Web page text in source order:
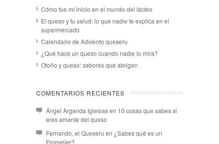
Cómo fue mi inicio en el mundo del lácteo
El queso y tu salud: lo que nadie te explica en el
supermercado
Calendario de Adviento queseru
¿Qué hace un queso cuando nadie lo mira?
Otoño y queso: sabores que abrigan
COMENTARIOS RECIENTES
Ángel Arganda Iglesiasen 10 cosas que sabes si
eres amante del queso
Fernando, el Queseru en ¿Sabes qué es un
Fromelier?